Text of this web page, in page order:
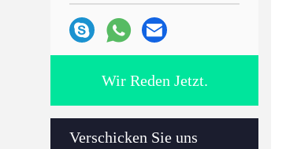
Wir Reden Jetzt.
Verschicken Sie uns